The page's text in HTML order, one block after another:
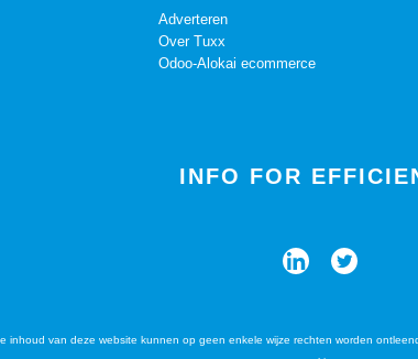
Adverteren
Over Tuxx
Odoo-Alokai ecommerce
INFO FOR
inhoud van deze website kunnen op geen enkele wijze rechten worden